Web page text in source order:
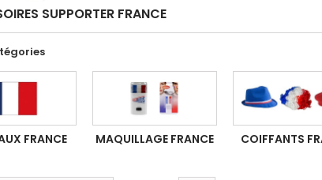
SUPPORTER FRANCE
FRANCE MAQUILLAGE FRANCE COIFFANTS